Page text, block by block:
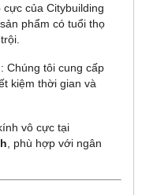
cực của Citybuilding
phẩm có tuổi thọ
: Chúng tôi cung cấp
kiệm thời gian và
vô cực tại
, phù hợp với ngân